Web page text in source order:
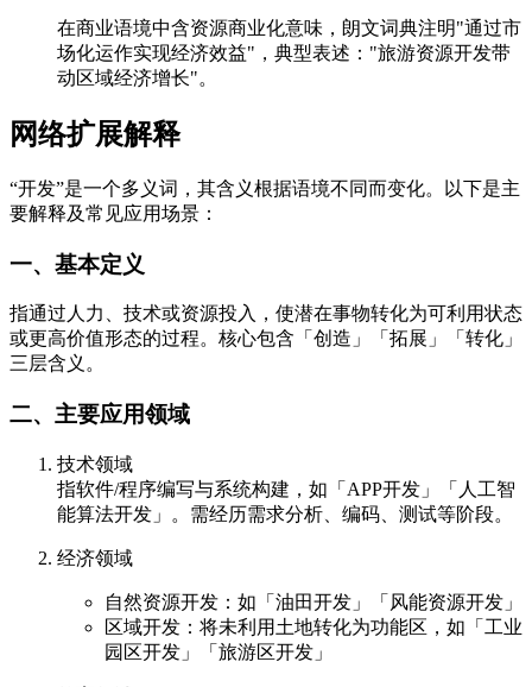
在商业语境中含资源商业化意味，朗文词典注明"通过市
场化运作实现经济效益"，典型表述："旅游资源开发带
动区域经济增长"。
网络扩展解释
“开发”是一个多义词，其含义根据语境不同而变化。以下是主
要解释及常见应用场景：
一、基本定义
指通过人力、技术或资源投入，使潜在事物转化为可利用状态
或更高价值形态的过程。核心包含「创造」「拓展」「转化」
三层含义。
二、主要应用领域
技术领域
指软件/程序编写与系统构建，如「APP开发」「人工智
能算法开发」。需经历需求分析、编码、测试等阶段。
经济领域
自然资源开发：如「油田开发」「风能资源开发」
区域开发：将未利用土地转化为功能区，如「工业
园区开发」「旅游区开发」